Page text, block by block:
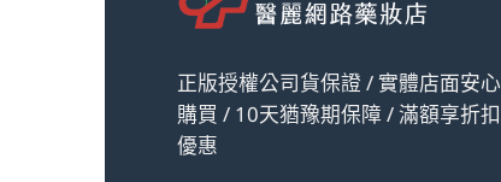
正版授權公司貨保證 / 實體店面安心
購買 / 10天猶豫期保障 / 滿額享折扣
優惠